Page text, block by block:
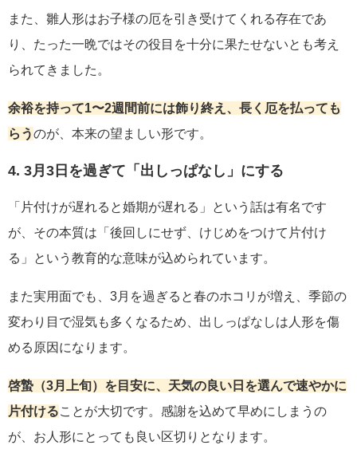
また、雛人形はお子様の厄を引き受けてくれる存在であ
り、たった一晩ではその役目を十分に果たせないとも考え
られてきました。
余裕を持って1〜2週間前には飾り終え、長く厄を払っても
らうのが、本来の望ましい形です。
4. 3月3日を過ぎて「出しっぱなし」にする
「片付けが遅れると婚期が遅れる」という話は有名です
が、その本質は「後回しにせず、けじめをつけて片付け
る」という教育的な意味が込められています。
また実用面でも、3月を過ぎると春のホコリが増え、季節の
変わり目で湿気も多くなるため、出しっぱなしは人形を傷
める原因になります。
啓蟄（3月上旬）を目安に、天気の良い日を選んで速やかに
片付けることが大切です。感謝を込めて早めにしまうの
が、お人形にとっても良い区切りとなります。